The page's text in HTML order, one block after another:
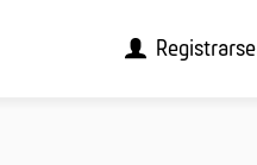
Registrarse